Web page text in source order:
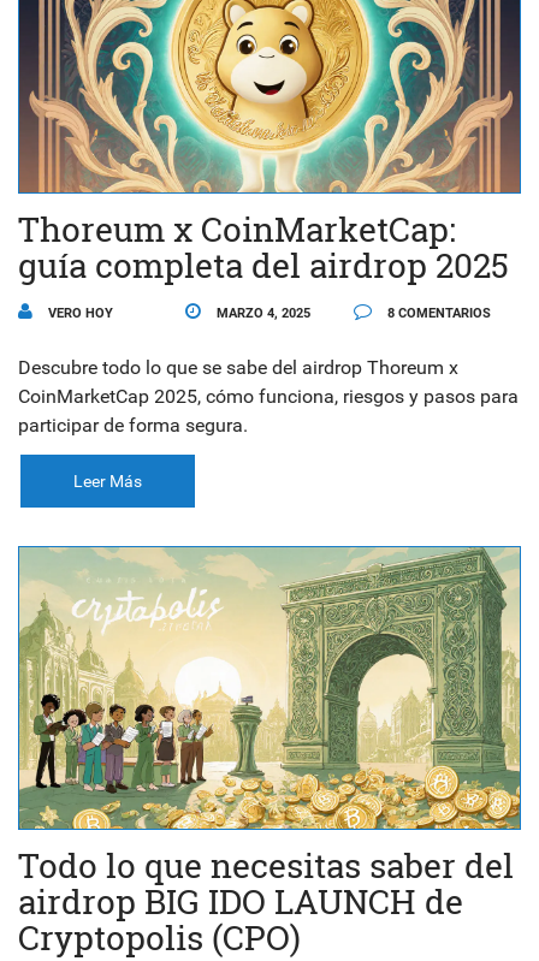
Thoreum x CoinMarketCap:
guía completa del airdrop 2025
VERO HOY MARZO 4, 2025 8 COMENTARIOS
Descubre todo lo que se sabe del airdrop Thoreum x
CoinMarketCap 2025, cómo funciona, riesgos y pasos para
participar de forma segura.
Leer Más
Todo lo que necesitas saber del
airdrop BIG IDO LAUNCH de
Cryptopolis (CPO)